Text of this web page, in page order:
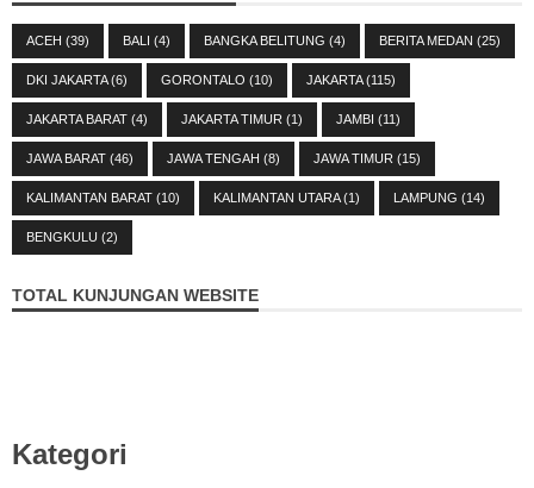
ACEH (39) BALI (4) BANGKA BELITUNG (4) BERITA MEDAN (25)
DKI JAKARTA(6) GORONTALO (10) JAKARTA(115)
JAKARTA BARAT (4) JAKARTA TIMUR (1) JAMBI (11)
JAWA BARAT (46) JAWA TENGAH (8) JAWA TIMUR (15)
KALIMANTAN BARAT (10) KALIMANTAN UTARA(1) LAMPUNG (14)
BENGKULU (2)
TOTAL KUNJUNGAN WEBSITE
Kategori